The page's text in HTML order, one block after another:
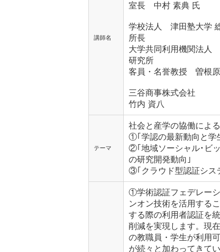
講師名
室長 中村 素典 氏
学校法人 津田塾大学
所長
大学共同利用機関法
研究所
客員・名誉教授 曽根
三谷商事株式会社
竹内 資八
テーマ
社会と産学の協働によ
①｢学認の最新動向と学
②｢地域ソーシャル･ビ
の研究開発動向｣
③｢クラウド型認証シス
①学術認証フェデレー
ンオン技術を活用する
する際の利用者認証を
削減を実現します。現
の教職員・学生が利用
が続々と加わってきて